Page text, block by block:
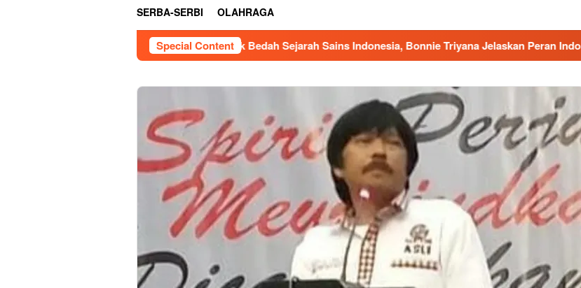
SERBA-SERBI OLAHRAGA
Special Content
Kemendiktisaintek Bedah Sejarah Sains Indonesia, Bonnie Triyana Jelaskan Peran Indonesia dalam Sains Global